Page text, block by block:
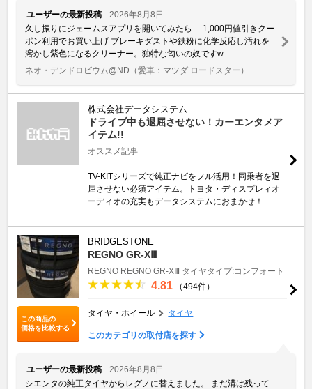
ユーザーの最新投稿
2026年8月8日
久し振りにジェームスアプリを開いてみたら… 1,000円値引きクー
ポン利用でお買い上げ ブレーキダストや鉄粉に化学反応し汚れを
溶かし紫色になるクリーナー。独特な匂いの奴ですw
ネオ・デンドロビウム@ND （愛車：マツダ ロードスター）
株式会社データシステム
ドライブ中も退屈させない！カーエンタメア
イテム!!
オススメ記事
TV-KITシリーズで純正ナビをフル活用！同乗者を退
屈させない必須アイテム。トヨタ・ディスプレィオ
ーディオの充実もデータシステムにおまかせ！
この商品の
価格を比較する
BRIDGESTONE
REGNO GR-XⅢ
REGNO REGNO GR-XⅢ タイヤタイプ:コンフォート
4.81 （494件）
タイヤ・ホイール タイヤ
このカテゴリの取付店を探す
ユーザーの最新投稿
2026年8月8日
シエンタの純正タイヤからレグノに替えました。 ​まだ溝は残って